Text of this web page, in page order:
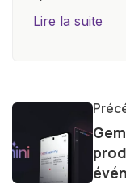
des guides
lumière les
innovations.
partager des
technologie
Lire la suite